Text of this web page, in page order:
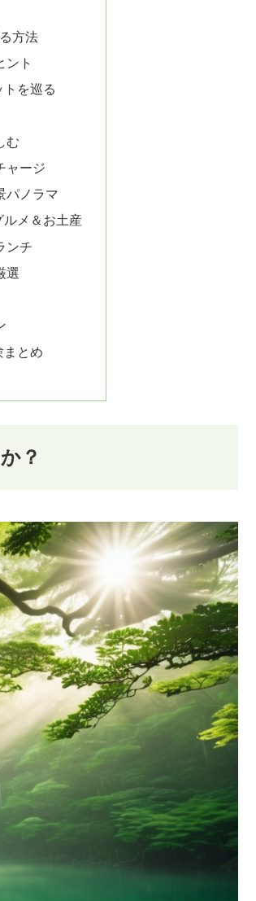
方法
ント
を巡る
む
ャージ
パノラマ
メ＆お土産
ンチ
選
まとめ
？